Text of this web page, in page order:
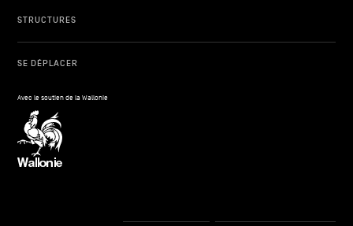
STRUCTURES
SE DÉPLACER
Avec le soutien de la Wallonie